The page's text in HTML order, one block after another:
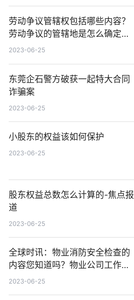
劳动争议管辖权包括哪些内容？
劳动争议的管辖地是怎么确定
的？|今日最新
2023-06-25
东莞企石警方破获一起特大合同
诈骗案
2023-06-25
小股东的权益该如何保护
2023-06-25
股东权益总数怎么计算的-焦点报
道
2023-06-25
全球时讯：物业消防安全检查的
内容您知道吗？物业公司工作内
容有哪些？
2023-06-25